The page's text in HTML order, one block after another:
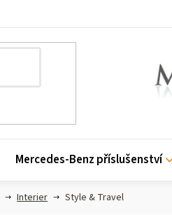
Mercedes-Benz příslušenství
Interier Style & Travel